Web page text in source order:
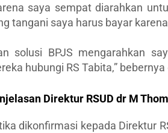
saya sempat diarahkan
tangani saya harus bayar
solusi BPJS mengarahkan
hubungi RS Tabita,”
Direktur RSUD dr M
dikonfirmasi kepada Direktur